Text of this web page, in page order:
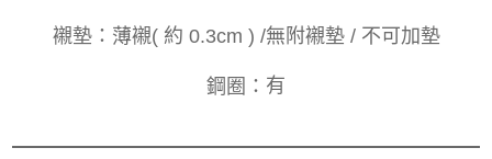
襯墊： 薄襯( 約 0.3cm ) /無附襯墊 / 不可加墊
鋼圈： 有